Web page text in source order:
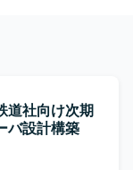
道社向け次期
バ設計構築